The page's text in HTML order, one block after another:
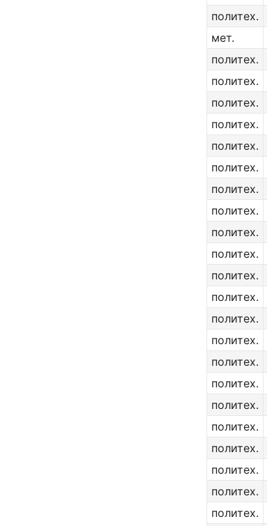
политех.
мет.
политех.
политех.
политех.
политех.
политех.
политех.
политех.
политех.
политех.
политех.
политех.
политех.
политех.
политех.
политех.
политех.
политех.
политех.
политех.
политех.
политех.
политех.